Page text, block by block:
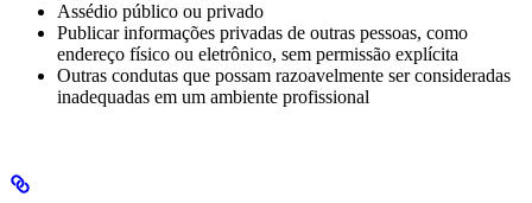
Assédio público ou privado
Publicar informações privadas de outras pessoas, como
endereço físico ou eletrônico, sem permissão explícita
Outras condutas que possam razoavelmente ser consideradas
inadequadas em um ambiente profissional